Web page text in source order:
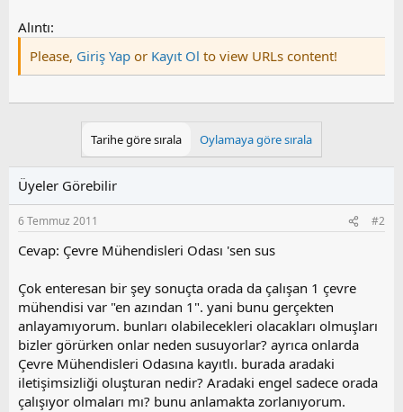
Alıntı:
Please, Giriş Yap or Kayıt Ol to view URLs content!
Tarihe göre sırala Oylamaya göre sırala
Üyeler Görebilir
6 Temmuz 2011 #2
Cevap: Çevre Mühendisleri Odası 'sen sus
Çok enteresan bir şey sonuçta orada da çalışan 1 çevre
mühendisi var "en azından 1". yani bunu gerçekten
anlayamıyorum. bunları olabilecekleri olacakları olmuşları
bizler görürken onlar neden susuyorlar? ayrıca onlarda
Çevre Mühendisleri Odasına kayıtlı. burada aradaki
iletişimsizliği oluşturan nedir? Aradaki engel sadece orada
çalışıyor olmaları mı? bunu anlamakta zorlanıyorum.